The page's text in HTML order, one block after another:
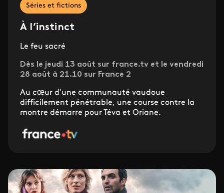
Séries et fictions
À l’instinct
Le feu sacré
Dès le jeudi 13 août sur france.tv et le vendredi
28 août à 21.10 sur France 2
Au cœur d'une communauté vaudoue
difficilement pénétrable, une course contre la
montre démarre pour Téva et Oriane.